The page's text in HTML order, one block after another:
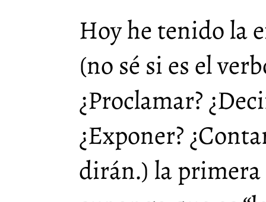
Hoy he tenido la
(no sé si es el
¿Proclamar?
¿Exponer?
dirán.) la